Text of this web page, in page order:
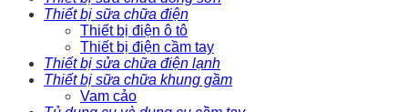
Thiết bị sữa chữa điện
Thiết bị điện ô tô
Thiết bị điện cầm tay
Thiết bị sửa chữa điện lạnh
Thiết bị sữa chữa khung gầm
Vam cảo